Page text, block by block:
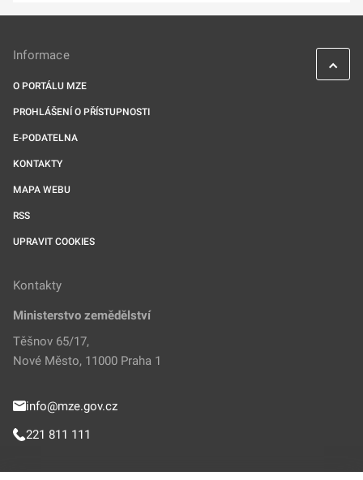
Informace
O PORTÁLU MZE
PROHLÁŠENÍ O PŘÍSTUPNOSTI
E-PODATELNA
KONTAKTY
MAPA WEBU
RSS
UPRAVIT COOKIES
Kontakty
Ministerstvo zemědělství
Těšnov 65/17,
Nové Město, 11000 Praha 1
info@mze.gov.cz
221 811 111